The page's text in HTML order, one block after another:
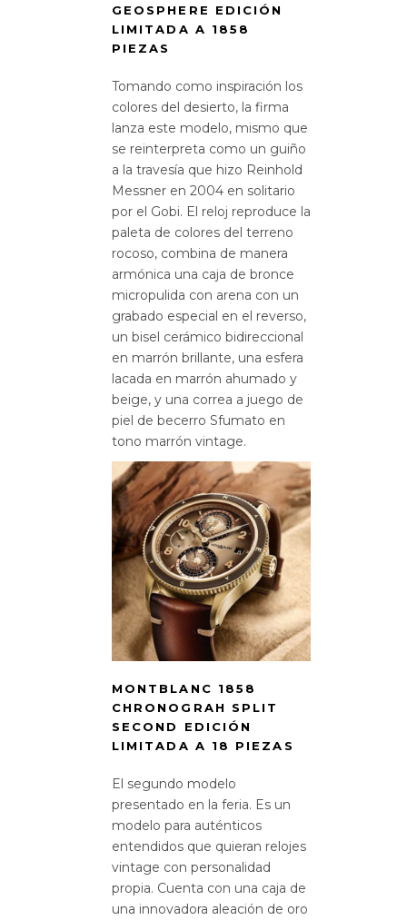
GEOSPHERE EDICIÓN
LIMITADA A 1858
PIEZAS
Tomando como inspiración los
colores del desierto, la firma
lanza este modelo, mismo que
se reinterpreta como un guiño
a la travesía que hizo Reinhold
Messner en 2004 en solitario
por el Gobi. El reloj reproduce la
paleta de colores del terreno
rocoso, combina de manera
armónica una caja de bronce
micropulida con arena con un
grabado especial en el reverso,
un bisel cerámico bidireccional
en marrón brillante, una esfera
lacada en marrón ahumado y
beige, y una correa a juego de
piel de becerro Sfumato en
tono marrón vintage.
MONTBLANC 1858
CHRONOGRAH SPLIT
SECOND EDICIÓN
LIMITADA A 18 PIEZAS
El segundo modelo
presentado en la feria. Es un
modelo para auténticos
entendidos que quieran relojes
vintage con personalidad
propia. Cuenta con una caja de
una innovadora aleación de oro